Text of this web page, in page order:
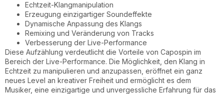
Echtzeit-Klangmanipulation
Erzeugung einzigartiger Soundeffekte
Dynamische Anpassung des Klangs
Remixing und Veränderung von Tracks
Verbesserung der Live-Performance
Diese Aufzählung verdeutlicht die Vorteile von Capospin im
Bereich der Live-Performance. Die Möglichkeit, den Klang in
Echtzeit zu manipulieren und anzupassen, eröffnet ein ganz
neues Level an kreativer Freiheit und ermöglicht es dem
Musiker, eine einzigartige und unvergessliche Erfahrung für das